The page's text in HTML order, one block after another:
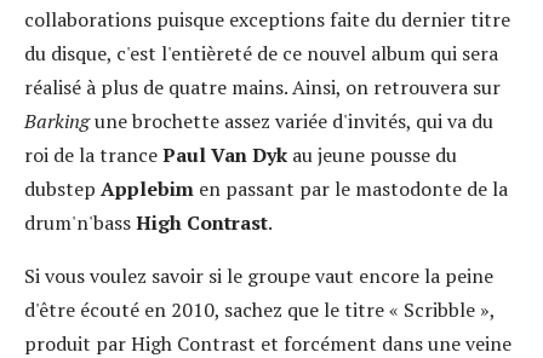
collaborations puisque exceptions faite du dernier titre
du disque, c'est l'entièreté de ce nouvel album qui sera
réalisé à plus de quatre mains. Ainsi, on retrouvera sur
Barkingune brochette assez variée d'invités, qui va du
roi de la trancePaul Van Dyk au jeune pousse du
dubstep Applebim en passant par le mastodonte de la
drum'n'bassHigh Contrast.
Si vous voulez savoir si le groupe vaut encore la peine
d'être écouté en 2010, sachez que le titre « Scribble »,
produit par High Contrast et forcément dans une veine